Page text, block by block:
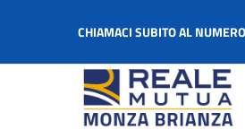
CHIAMACI SUBITO AL